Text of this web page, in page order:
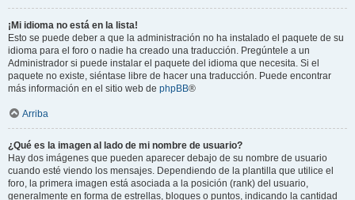
¡Mi idioma no está en la lista!
Esto se puede deber a que la administración no ha instalado el paquete de su
idioma para el foro o nadie ha creado una traducción. Pregúntele a un
Administrador si puede instalar el paquete del idioma que necesita. Si el
paquete no existe, siéntase libre de hacer una traducción. Puede encontrar
más información en el sitio web de phpBB®
Arriba
¿Qué es la imagen al lado de mi nombre de usuario?
Hay dos imágenes que pueden aparecer debajo de su nombre de usuario
cuando esté viendo los mensajes. Dependiendo de la plantilla que utilice el
foro, la primera imagen está asociada a la posición (rank) del usuario,
generalmente en forma de estrellas, bloques o puntos, indicando la cantidad